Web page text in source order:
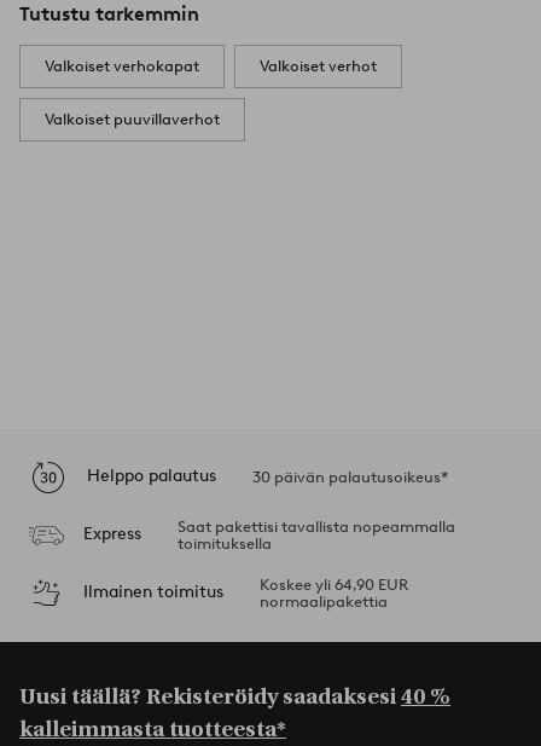
Tutustu tarkemmin
Valkoiset verhokapat Valkoiset verhot
Valkoiset puuvillaverhot
Helppo palautus 30 päivän palautusoikeus*
Express
Saat pakettisi tavallista nopeammalla
toimituksella
Ilmainen toimitus
Koskee yli 64,90 EUR
normaalipakettia
Uusi täällä? Rekisteröidy saadaksesi40 %
kalleimmasta tuotteesta*